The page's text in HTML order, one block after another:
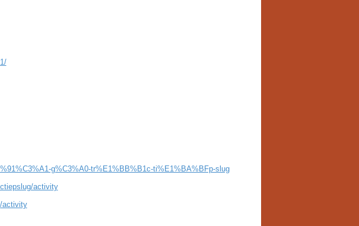
g%C3%A0-tr%E1%BB%B1c-ti%E1%BA%BFp-slug
activity
activity